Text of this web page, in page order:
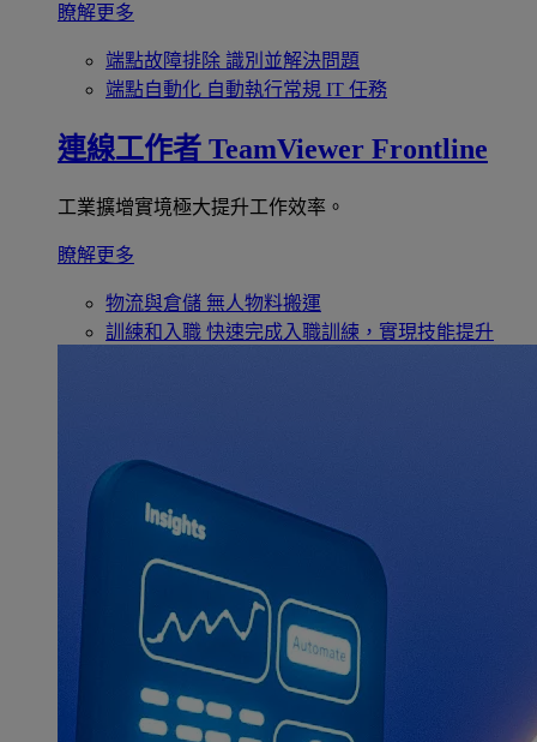
瞭解更多
端點故障排除 識別並解決問題
端點自動化 自動執行常規 IT 任務
連線工作者 TeamViewer Frontline
工業擴增實境極大提升工作效率。
瞭解更多
物流與倉儲 無人物料搬運
訓練和入職 快速完成入職訓練，實現技能提升